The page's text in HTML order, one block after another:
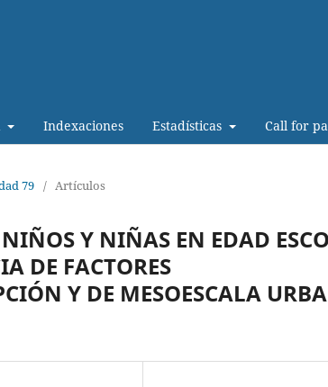
Indexaciones Estadísticas Call for
79 / Artículos
Y NIÑAS EN EDAD
DE FACTORES
Y DE MESOESCALA